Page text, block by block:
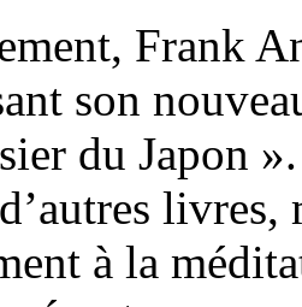
Frank
son
du Japon
livres,
à la